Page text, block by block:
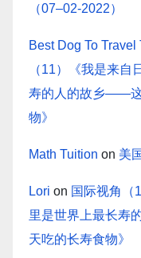
（07–02-2022）
Best Dog To
（11）《我是来自
寿的人的故乡——这
物》
Math Tuition on 美
Lori on 国际视角（
里是世界上最长寿
天吃的长寿食物》